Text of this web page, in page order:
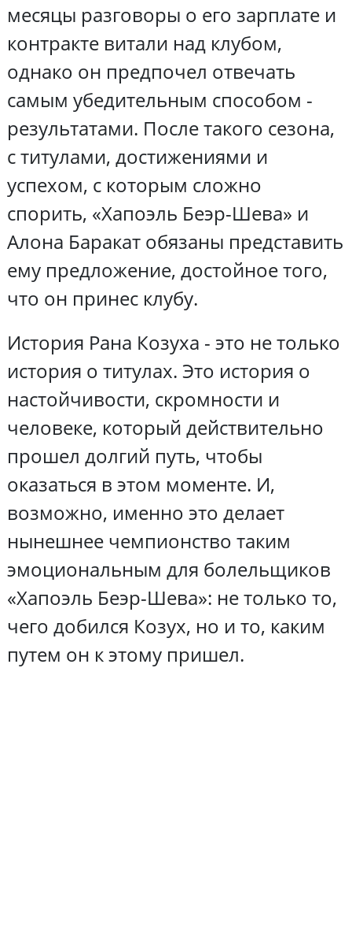
месяцы разговоры о его зарплате и
контракте витали над клубом,
однако он предпочел отвечать
самым убедительным способом -
результатами. После такого сезона,
с титулами, достижениями и
успехом, с которым сложно
спорить, «Хапоэль Беэр-Шева» и
Алона Баракат обязаны представить
ему предложение, достойное того,
что он принес клубу.
История Рана Козуха - это не только
история о титулах. Это история о
настойчивости, скромности и
человеке, который действительно
прошел долгий путь, чтобы
оказаться в этом моменте. И,
возможно, именно это делает
нынешнее чемпионство таким
эмоциональным для болельщиков
«Хапоэль Беэр-Шева»: не только то,
чего добился Козух, но и то, каким
путем он к этому пришел.